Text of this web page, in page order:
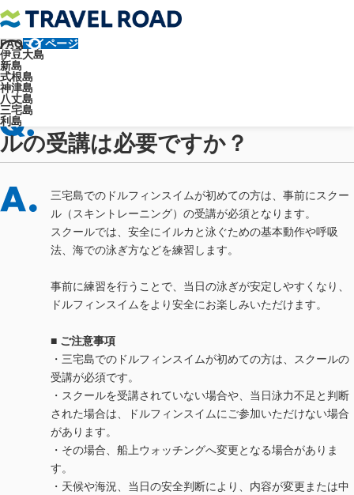
FAQマイページ
伊豆大島
新島
式根島
神津島
八丈島
三宅島
利島
トラベルロード
ドルフィンスイム参加前にスクールの受講は必要ですか？
ドルフィンスイム参加前にスクー
ルの受講は必要ですか？
三宅島でのドルフィンスイムが初めての方は、事前にスクー
ル（スキントレーニング）の受講が必須となります。
スクールでは、安全にイルカと泳ぐための基本動作や呼吸
法、海での泳ぎ方などを練習します。
事前に練習を行うことで、当日の泳ぎが安定しやすくなり、
ドルフィンスイムをより安全にお楽しみいただけます。
■ ご注意事項
・三宅島でのドルフィンスイムが初めての方は、スクールの
受講が必須です。
・スクールを受講されていない場合や、当日泳力不足と判断
された場合は、ドルフィンスイムにご参加いただけない場合
があります。
・その場合、船上ウォッチングへ変更となる場合がありま
す。
・天候や海況、当日の安全判断により、内容が変更または中